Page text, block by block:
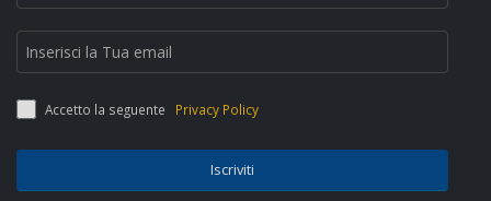
Accetto la seguente Privacy Policy
Iscriviti